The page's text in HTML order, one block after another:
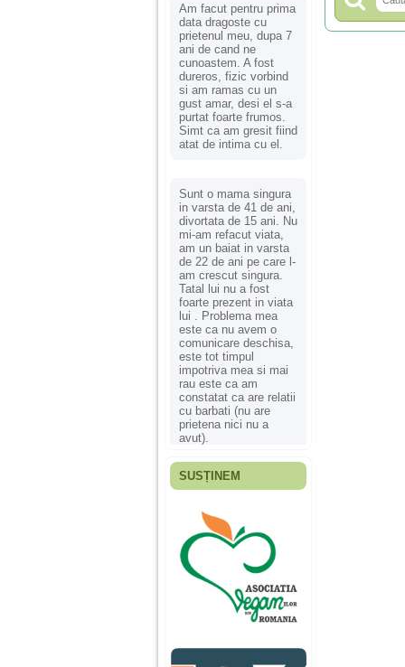
Am facut pentru prima
data dragoste cu
prietenul meu, dupa 7
ani de cand ne
cunoastem. A fost
dureros, fizic vorbind
si am ramas cu un
gust amar, desi el s-a
purtat foarte frumos.
Simt ca am gresit fiind
atat de intima cu el.
Sunt o mama singura
in varsta de 41 de ani,
divortata de 15 ani. Nu
mi-am refacut viata,
am un baiat in varsta
de 22 de ani pe care l-
am crescut singura.
Tatal lui nu a fost
foarte prezent in viata
lui . Problema mea
este ca nu avem o
comunicare deschisa,
este tot timpul
impotriva mea si mai
rau este ca am
constatat ca are relatii
cu barbati (nu are
prietena nici nu a
avut).
Fiica mea s-a nascut
ani, privind in urma
realizez cat de multe
greseli am facut in
educatia si cresterea
ei, am fost o mama
egoista, preocupata
de implinirea
profesionala, cand ea
era mica am neglijat-
agresiva, orice
greseala era taxata cu
SUSȚINEM